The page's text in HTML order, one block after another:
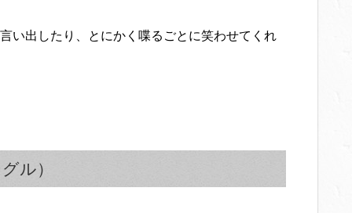
い出したり、とにかく喋るごとに笑わせてくれ
ル）